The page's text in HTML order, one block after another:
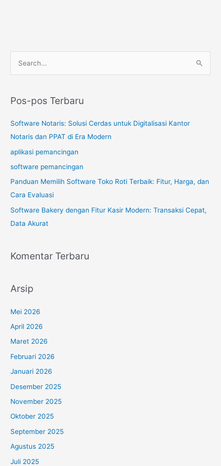
i
k
:
Pos-pos Terbaru
Software Notaris: Solusi Cerdas untuk Digitalisasi Kantor
Notaris dan PPAT di Era Modern
aplikasi pemancingan
software pemancingan
Panduan Memilih Software Toko Roti Terbaik: Fitur, Harga, dan
Cara Evaluasi
Software Bakery dengan Fitur Kasir Modern: Transaksi Cepat,
Data Akurat
Komentar Terbaru
Arsip
Mei 2026
April 2026
Maret 2026
Februari 2026
Januari 2026
Desember 2025
November 2025
Oktober 2025
September 2025
Agustus 2025
Juli 2025